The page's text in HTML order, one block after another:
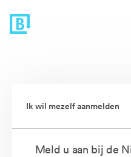
Ik wil mezelf aanmelden
Meld u aan bij de